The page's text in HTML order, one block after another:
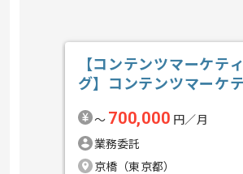
【コンテンツマーケテ
グ】コンテンツマーケ
〜 700,000 円／月
業務委託
京橋（東京都）